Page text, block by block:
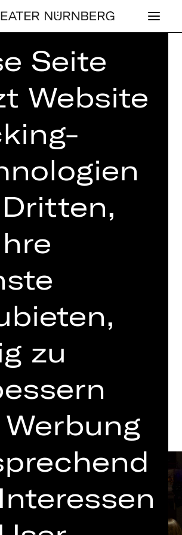
GANZE
mit Werken von
Wagner, Rossini,
Saëns und der Familie
Uhr
und Besetzung
Seite
Website
zu